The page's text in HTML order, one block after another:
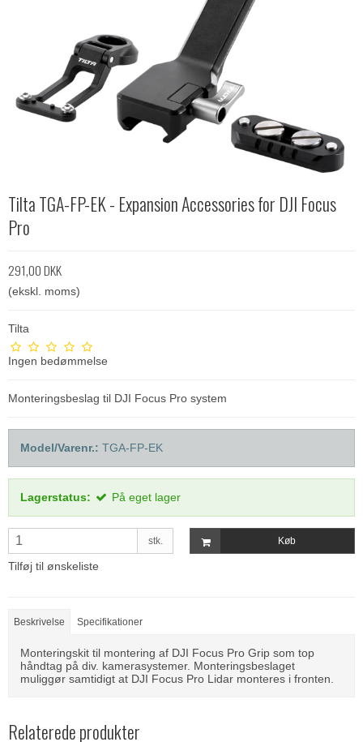
Tilta TGA-FP-EK - Expansion Accessories for DJI Focus
Pro
291,00 DKK
(ekskl. moms)
Tilta
Ingen bedømmelse
Monteringsbeslag til DJI Focus Pro system
Model/Varenr.: TGA-FP-EK
Lagerstatus: På eget lager
stk. Køb
Tilføj til ønskeliste
Beskrivelse Specifikationer
Monteringskit til montering af DJI Focus Pro Grip som top
håndtag på div. kamerasystemer. Monteringsbeslaget
muliggør samtidigt at DJI Focus Pro Lidar monteres i fronten.
Relaterede produkter